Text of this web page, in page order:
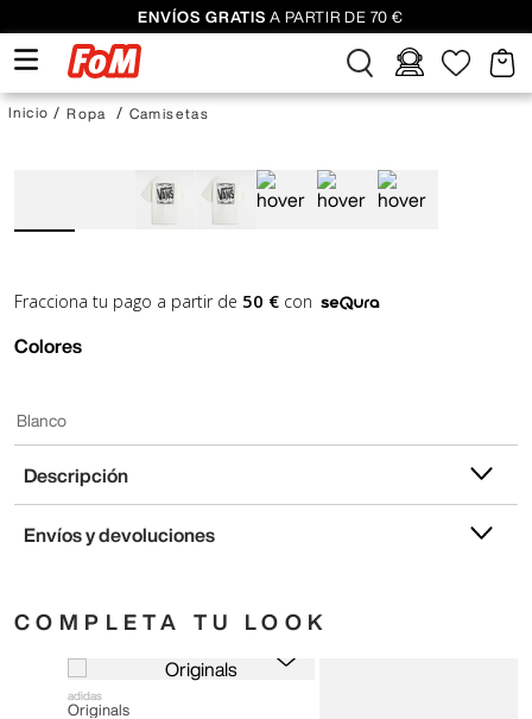
ENVÍOS GRATIS A PARTIR DE 70 €
Ropa Camisetas
Fracciona tu pago a partir de 50 € con
Colores
Blanco
Descripción
Envíos y devoluciones
COMPLETA TU LOOK
adidas
Originals